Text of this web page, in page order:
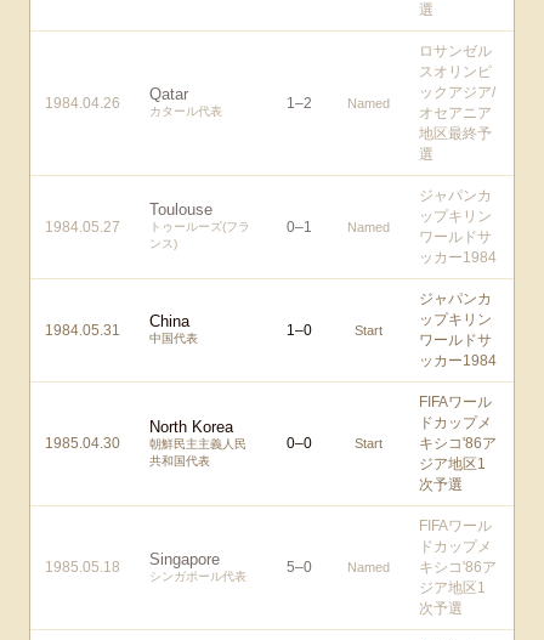
選
1984.04.26 Qatar
カタール代表 1–2 Named
ロサンゼル
スオリンピ
ックアジア/
オセアニア
地区最終予
選
1984.05.27
Toulouse
トゥールーズ(フラ
ンス)
0–1 Named
ジャパンカ
ップキリン
ワールドサ
ッカー1984
1984.05.31 China
中国代表 1–0 Start
ジャパンカ
ップキリン
ワールドサ
ッカー1984
1985.04.30
North Korea
朝鮮民主主義人民
共和国代表
0–0 Start
FIFAワール
ドカップメ
キシコ'86ア
ジア地区1
次予選
1985.05.18 Singapore
シンガポール代表
5–0 Named
FIFAワール
ドカップメ
キシコ'86ア
ジア地区1
次予選